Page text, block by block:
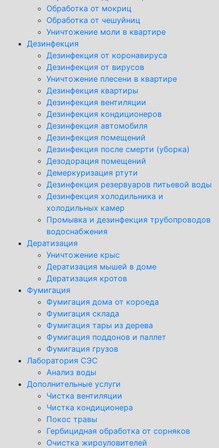
Обработка от мокриц
Обработка от чешуйниц
Уничтожение моли в квартире
Дезинфекция
Дезинфекция от коронавируса
Дезинфекция от вирусов
Уничтожение плесени в квартире
Дезинфекция квартиры
Дезинфекция вентиляции
Дезинфекция кондиционеров
Дезинфекция автомобиля
Дезинфекция помещений
Дезинфекция после смерти (уборка)
Дезодорация помещений
Демеркуризация ртути
Дезинфекция резервуаров питьевой воды
Дезинфекция холодильника и
холодильных камер
Промывка и дезинфекция трубопроводов
водоснабжения
Дератизация
Уничтожение крыс
Дератизация мышей в доме
Дератизация кротов
Фумигация
Фумигация дома от короеда
Фумигация склада
Фумигация тары из дерева
Фумигация поддонов и паллет
Фумигация грузов
Лаборатория СЭС
Анализ воды
Дополнительные услуги
Чистка вентиляции
Чистка кондиционера
Покос травы
Гербицидная обработка от сорняков
Очистка жироуловителей